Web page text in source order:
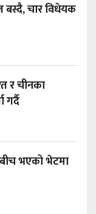
बस्दै, चार विधेयक
र चीनका
गर्दै
भएको भेटमा